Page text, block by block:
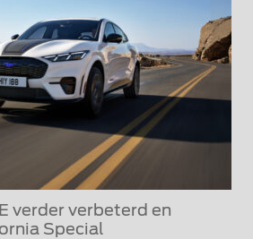
verder verbeterd en
Special